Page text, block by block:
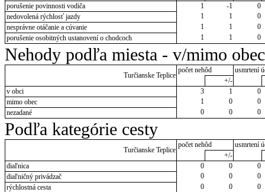
porušenie povinnosti vodiča
1 -1
0
nedovolená rýchlosť jazdy
1 1
0
nesprávne otáčanie a cúvanie
1 1
0
porušenie osobitných ustanovení o chodcoch
1 1 0
Nehody podľa miesta - v/mimo obec
Turčianske Teplice
počet nehôd
usmrtení
+/-
v obci
3 1
0
mimo obec
1 0
0
nezadané
0 0 0
Podľa kategórie cesty
Turčianske Teplice
počet nehôd
usmrtení
+/-
diaľnica
0 0
0
diaľničný privádzač
0 0
0
rýchlostná cesta
0 0
0